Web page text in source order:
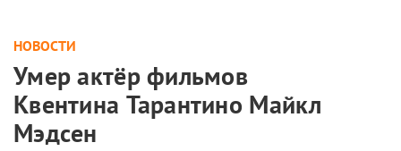
НОВОСТИ
Умер актёр фильмов
Квентина Тарантино Майкл
Мэдсен